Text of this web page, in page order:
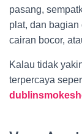
pasang,
plat, dan
cairan bocor,
Kalau tidak
terpercaya